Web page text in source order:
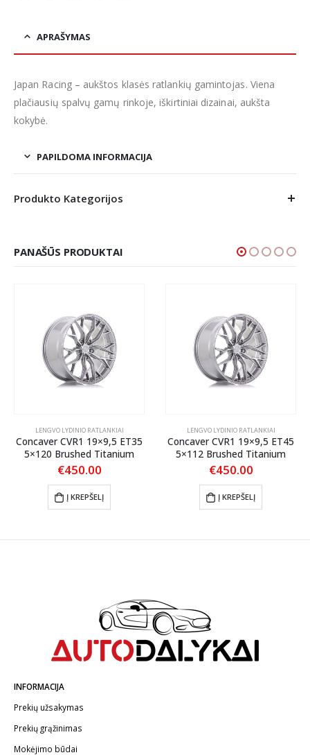
APRAŠYMAS
Japan Racing – aukštos klasės ratlankių gamintojas. Viena
plačiausių spalvų gamų rinkoje, iškirtiniai dizainai, aukšta
kokybė.
PAPILDOMA INFORMACIJA
Produkto Kategorijos
PANAŠŪS PRODUKTAI
LENGVO LYDINIO RATLANKIAI
Concaver CVR1 19×9,5 ET35
5×120 Brushed Titanium
€450.00
Į KREPŠELĮ
LENGVO LYDINIO RATLANKIAI
Concaver CVR1 19×9,5 ET45
5×112 Brushed Titanium
€450.00
Į KREPŠELĮ
INFORMACIJA
Prekių užsakymas
Prekių grąžinimas
Mokėjimo būdai